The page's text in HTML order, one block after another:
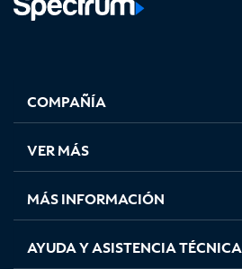
abre
en
pestaña
nueva
abre
en
pestaña
nueva
abre
en
pestaña
nueva
en
nueva
COMPAÑÍA
VER MÁS
MÁS INFORMACIÓN
AYUDA Y ASISTENCIA TÉCNICA